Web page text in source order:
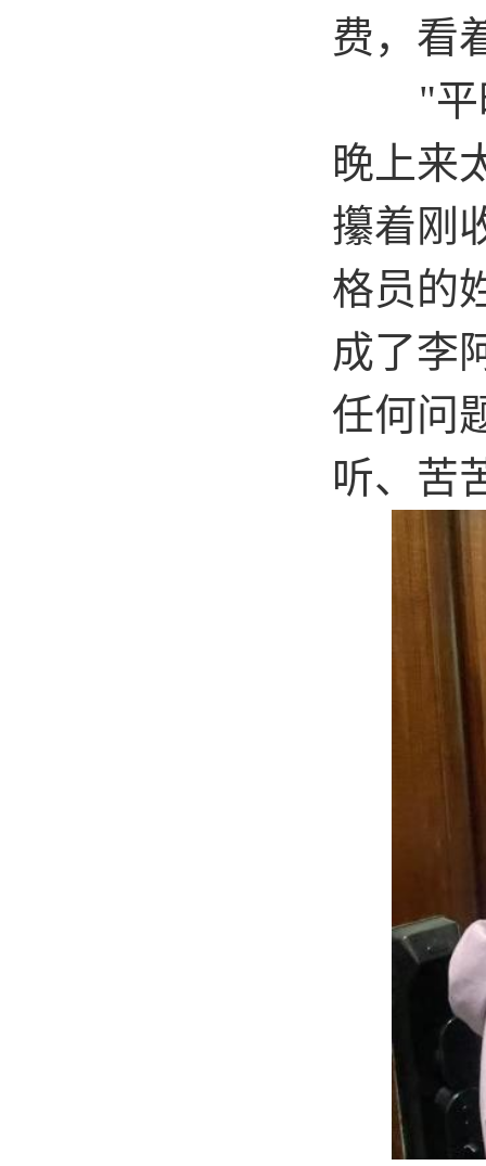
费，看
"
晚上来
攥着刚
格员的
成了李
任何问
听、苦